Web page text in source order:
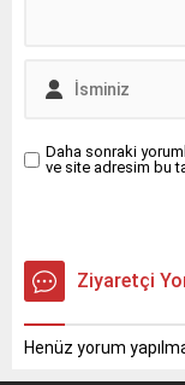
Daha sonraki
ve site adresim bu
Ziyaretçi
Henüz yorum